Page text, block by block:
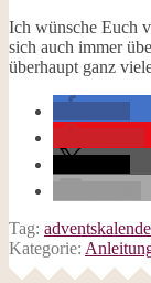
Ich wünsche Euch
sich auch immer
überhaupt ganz
Tag:
Kategorie: